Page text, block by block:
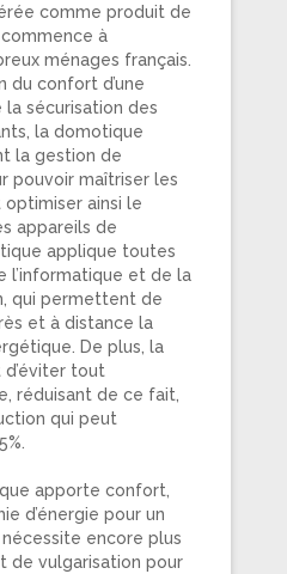
comme produit de
à
ménages français.
du confort d’une
la sécurisation des
la domotique
la gestion de
pouvoir maîtriser les
ainsi le
appareils de
applique toutes
l’informatique et de la
qui permettent de
et à distance la
De plus, la
tout
réduisant de ce fait,
qui peut
apporte confort,
d’énergie pour un
encore plus
de vulgarisation pour